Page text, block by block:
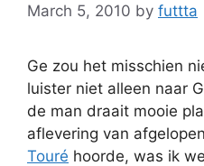
March 5, 2010 by futtta
Ge zou het misschien
luister niet alleen naar
de man draait mooie
aflevering van
Touré hoorde, was ik